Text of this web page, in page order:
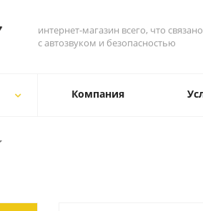
интернет-магазин всего, что связано
с автозвуком и безопасностью
Компания